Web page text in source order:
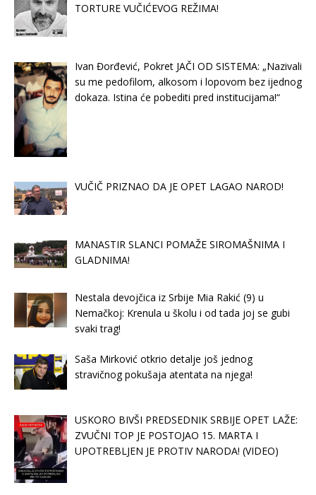
TORTURE VUČIĆEVOG REŽIMA!
Ivan Đorđević, Pokret JAČI OD SISTEMA: „Nazivali
su me pedofilom, alkosom i lopovom bez ijednog
dokaza. Istina će pobediti pred institucijama!“
VUČIČ PRIZNAO DA JE OPET LAGAO NAROD!
MANASTIR SLANCI POMAŽE SIROMAŠNIMA I
GLADNIMA!
Nestala devojčica iz Srbije Mia Rakić (9) u
Nemačkoj: Krenula u školu i od tada joj se gubi
svaki trag!
Saša Mirković otkrio detalje još jednog
stravičnog pokušaja atentata na njega!
USKORO BIVŠI PREDSEDNIK SRBIJE OPET LAŽE:
ZVUČNI TOP JE POSTOJAO 15. MARTA I
UPOTREBLJEN JE PROTIV NARODA! (VIDEO)